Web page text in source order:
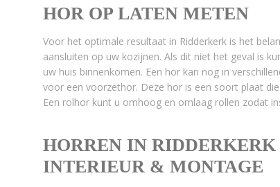
HOR OP LATEN METEN
Voor het optimale resultaat in Ridderkerk is het
aansluiten op uw kozijnen. Als dit niet het geval is
uw huis binnenkomen. Een hor kan nog in
voor een voorzethor. Deze hor is een soort plaat
Een rolhor kunt u omhoog en omlaag rollen zodat
HORREN IN
INTERIEUR & MONTAGE